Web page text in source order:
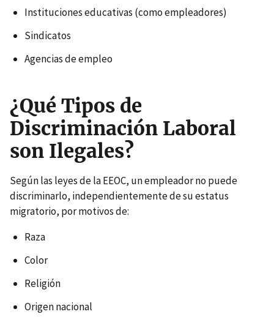
Instituciones educativas (como empleadores)
Sindicatos
Agencias de empleo
¿Qué Tipos de
Discriminación Laboral
son Ilegales?
Según las leyes de la EEOC, un empleador no puede
discriminarlo, independientemente de su estatus
migratorio, por motivos de:
Raza
Color
Religión
Origen nacional